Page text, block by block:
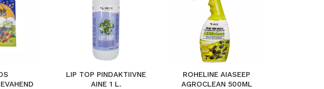
LIP TOP PINDAKTIIVNE
AINE 1 L.
ROHELINE AIASEEP
AGROCLEAN 500ML